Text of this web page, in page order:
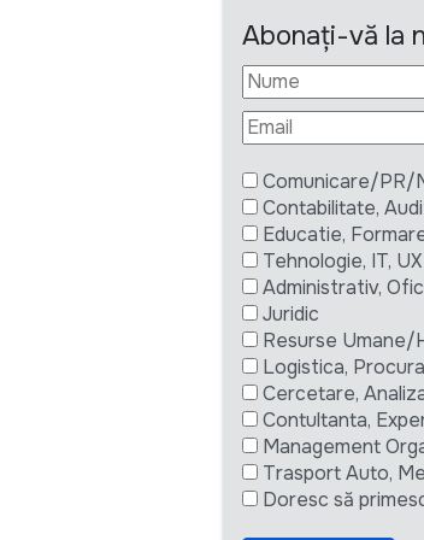
Abonați-vă la
Comunicare/PR/
Contabilitate,
Educatie,
Tehnologie, IT,
Administrativ,
Juridic
Resurse Umane/
Logistica,
Cercetare,
Contultanta,
Management
Trasport Auto,
Doresc să